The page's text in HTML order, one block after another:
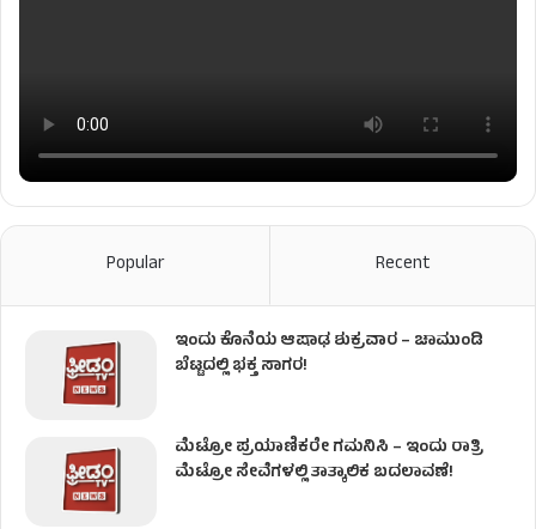
Popular Recent
ಇಂದು ಕೊನೆಯ ಆಷಾಢ ಶುಕ್ರವಾರ – ಚಾಮುಂಡಿ
ಬೆಟ್ಟದಲ್ಲಿ ಭಕ್ತ ಸಾಗರ!
ಮೆಟ್ರೋ ಪ್ರಯಾಣಿಕರೇ ಗಮನಿಸಿ – ಇಂದು ರಾತ್ರಿ
ಮೆಟ್ರೋ ಸೇವೆಗಳಲ್ಲಿ ತಾತ್ಕಾಲಿಕ ಬದಲಾವಣೆ!